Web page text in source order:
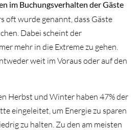
im Buchungsverhalten der Gäste
oft wurde genannt, dass Gäste
Dabei scheint der
mehr in die Extreme zu gehen.
weit im Voraus oder auf den
Herbst und Winter haben 47% der
eingeleitet, um Energie zu sparen
zu halten. Zu den am meisten